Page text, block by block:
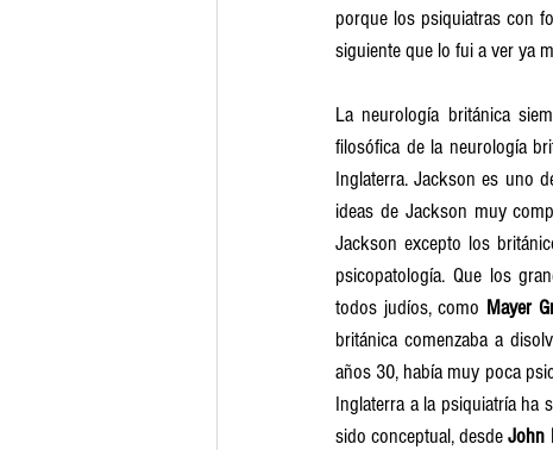
porque los psiquiatras con
siguiente que lo fui a ver ya
La neurología británica
filosófica de la neurología
Inglaterra. Jackson es uno
ideas de Jackson muy
Jackson excepto los
psicopatología. Que los
todos judíos, como Mayer
británica comenzaba a
años 30, había muy poca
Inglaterra a la psiquiatría ha
sido conceptual, desde John